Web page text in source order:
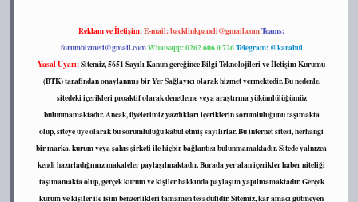
Reklam ve İletişim:E-mail:backlinkpaneli@gmail.comTeams:
forumhizmeti@gmail.comWhatsapp: 0262 606 0 726Telegram: @karabul
Yasal Uyarı:Sitemiz, 5651 Sayılı Kanun gereğince Bilgi Teknolojileri ve İletişim Kurumu
(BTK) tarafından onaylanmış bir Yer Sağlayıcı olarak hizmet vermektedir. Bu nedenle,
sitedeki içerikleri proaktif olarak denetleme veya araştırma yükümlülüğümüz
bulunmamaktadır. Ancak, üyelerimiz yazdıkları içeriklerin sorumluluğunu taşımakta
olup, siteye üye olarak bu sorumluluğu kabul etmiş sayılırlar. Bu internet sitesi, herhangi
bir marka, kurum veya şahıs şirketi ile hiçbir bağlantısı bulunmamaktadır. Sitede yalnızca
kendi hazırladığımız makaleler paylaşılmaktadır. Burada yer alan içerikler haber niteliği
taşımamakta olup, gerçek kurum ve kişiler hakkında paylaşım yapılmamaktadır. Gerçek
kurum ve kişiler ile isim benzerlikleri tamamen tesadüfidir. Sitemiz, kar amacı gütmeyen